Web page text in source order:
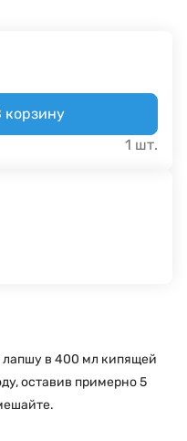
корзину
1 шт.
лапшу в 400 мл кипящей
оставив примерно 5